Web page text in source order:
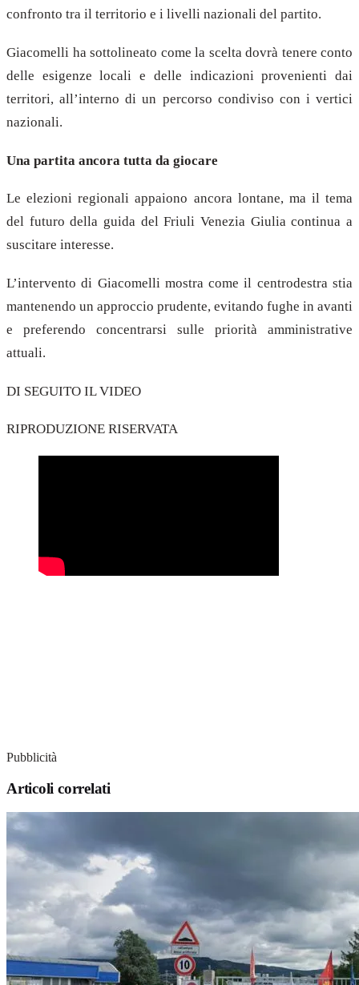
confronto tra il territorio e i livelli nazionali del partito.
Giacomelli ha sottolineato come la scelta dovrà tenere conto
delle esigenze locali e delle indicazioni provenienti dai
territori, all’interno di un percorso condiviso con i vertici
nazionali.
Una partita ancora tutta da giocare
Le elezioni regionali appaiono ancora lontane, ma il tema
del futuro della guida del Friuli Venezia Giulia continua a
suscitare interesse.
L’intervento di Giacomelli mostra come il centrodestra stia
mantenendo un approccio prudente, evitando fughe in avanti
e preferendo concentrarsi sulle priorità amministrative
attuali.
DI SEGUITO IL VIDEO
RIPRODUZIONE RISERVATA
Pubblicità
Articoli correlati